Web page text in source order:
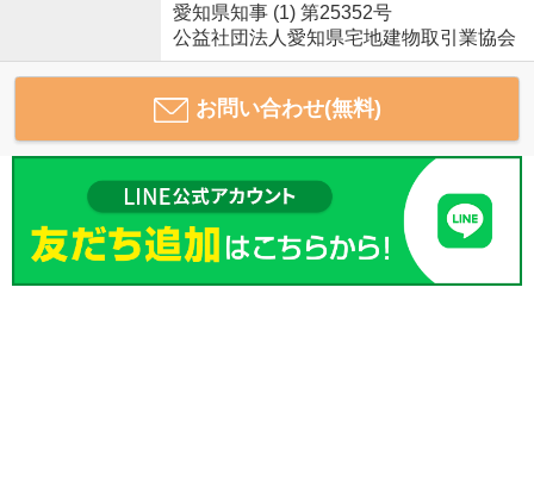
愛知県知事 (1) 第25352号
公益社団法人愛知県宅地建物取引業協会
お問い合わせ(無料)